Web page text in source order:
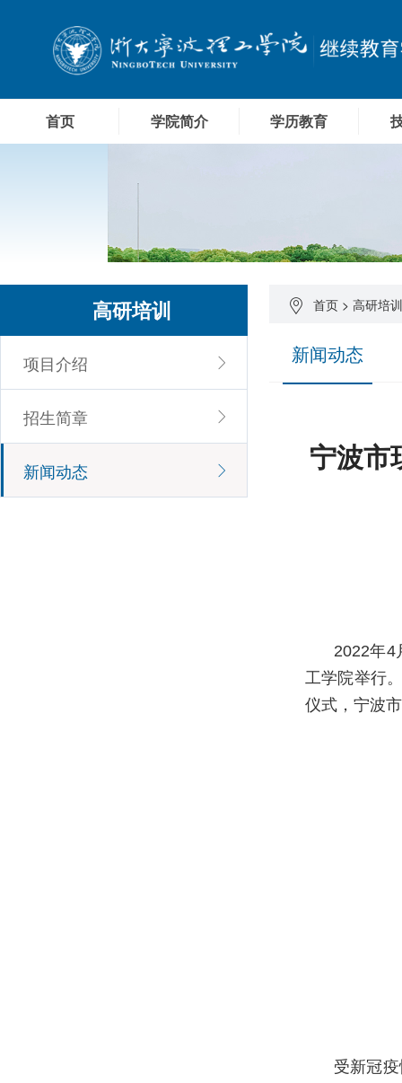
首页 学院简介 学历教育
首页 > 高研培训
新闻动态
宁波市
2022年4
工学院举行
仪式，宁波
受新冠
高研培训
项目介绍
招生简章
新闻动态